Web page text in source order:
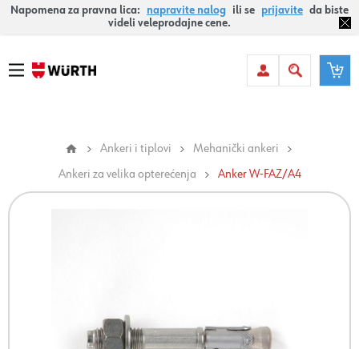
Napomena za pravna lica: napravite nalog ili se prijavite da biste
videli veleprodajne cene.
Ankeri i tiplovi
Mehanički ankeri
Ankeri za velika opterećenja
Anker W-FAZ/A4